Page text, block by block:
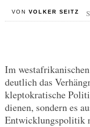
VON VOLKER SEITZ
Im
deutlich das
kleptokratische
dienen, sondern es
Entwicklungspolitik